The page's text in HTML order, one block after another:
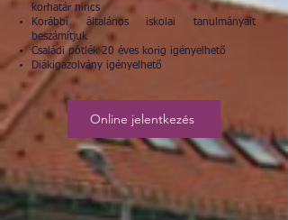
korhatár nincs
Korábbi általános iskolai tanulmányait
beszámítjuk
Családi pótlék 20 éves korig igényelhető
Diákigazolvány igényelhető
Online jelentkezés